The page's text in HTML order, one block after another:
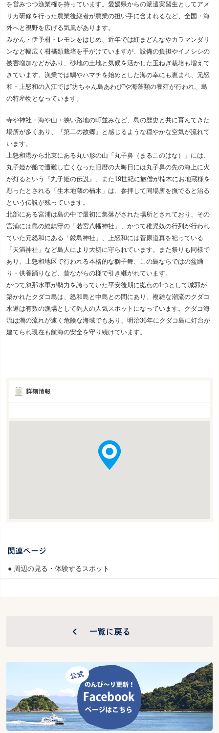
を営みつつ漁業権を持っています。愛媛県からの派遣実習生としてアメ
リカ研修を行った農業後継者が農業の担い手に含まれるなど、全国・海
外へと視野を広げる気風があります。
みかん・伊予柑・レモンをはじめ、近年では紅まどんなやカラマンダリ
ンなど幅広く柑橘類栽培を手がけていますが、設備の負担やイノシシの
被害増加などがあり、砂地の土地と気候を活かした玉ねぎ栽培も増えて
きています。漁業では鯛やハマチを始めとした海の幸にも恵まれ、元怒
和・上怒和の入江では”坊ちゃん島あわび”や海藻類の養殖が行われ、島
の特産物となっています。
寺や神社・海や山・狭い路地の町並みなど、島の歴史と共に育んてきた
場所が多くあり、『第二の故郷』と感じるような穏やかな空気が流れて
います。
上怒和港から北東にある丸い形の山「丸子鼻（まるこのはな）」には、
丸子姫が船で遭難し亡くなった旧暦の大晦日には丸子鼻の先の海上に火
が灯るという『丸子姫の伝説』、また19世紀に旅僧が楠木にお地蔵様を
彫ったとされる「生木地蔵の楠木」は、参拝して同場所を撫でると治る
という伝説が残っています。
北部にある宮浦は島の中で最初に集落がされた場所とされており、その
宮浦には島の総鎮守の「若宮八幡神社」、かつて稚児奴の行列が行われ
ていた元怒和にある「厳島神社」、上怒和には菅原道真を祀っている
「天満神社」など島人により大切に守られています。また祭りも同様で
あり、上怒和地区で行われる本格的な獅子舞、この島ならではの盆踊
り・供養踊りなど、昔ながらの様で引き継がれています。
かつて忽那水軍が勢力を誇っていた平安後期に拠点の1つとして城郭が
築かれたクダコ島は、怒和島と中島との間にあり、複雑な潮流のクダコ
水道は有数の漁場として釣人の人気スポットになっています。クダコ海
流は潮の流れが速く危険な海域でもあり、明治36年にクダコ島に灯台が
建てられ現在も航海の安全を守り続けています。
● 周辺の見る・体験するスポット